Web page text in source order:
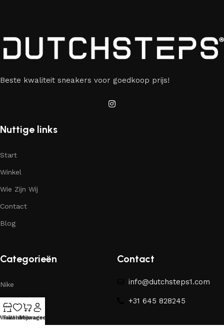
Beste kwaliteit sneakers voor goedkoop prijs!
Nuttige links
Start
Winkel
Wie Zijn Wij
Contact
Blog
Categorieën
Nike
Yeezy
Contact
info@dutchsteps1.com
+31 645 828245
Favorieten
Winkelwagen
Mijn account